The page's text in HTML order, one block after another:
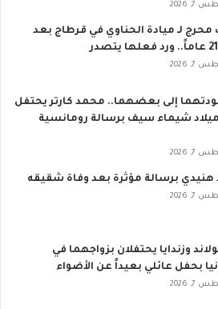
2026
لـ ميادة الحناوي في قرطاج بعد
2026
إلى بعضهما.. محمد كارتر يحتفل
شيماء سيف برسالة رومانسية
2026
برسالة مؤثرة بعد وفاة شقيقه
2026
وزندايا يحتفلان بزواجهما في
بحفل عائلي بعيداً عن الأضواء
2026